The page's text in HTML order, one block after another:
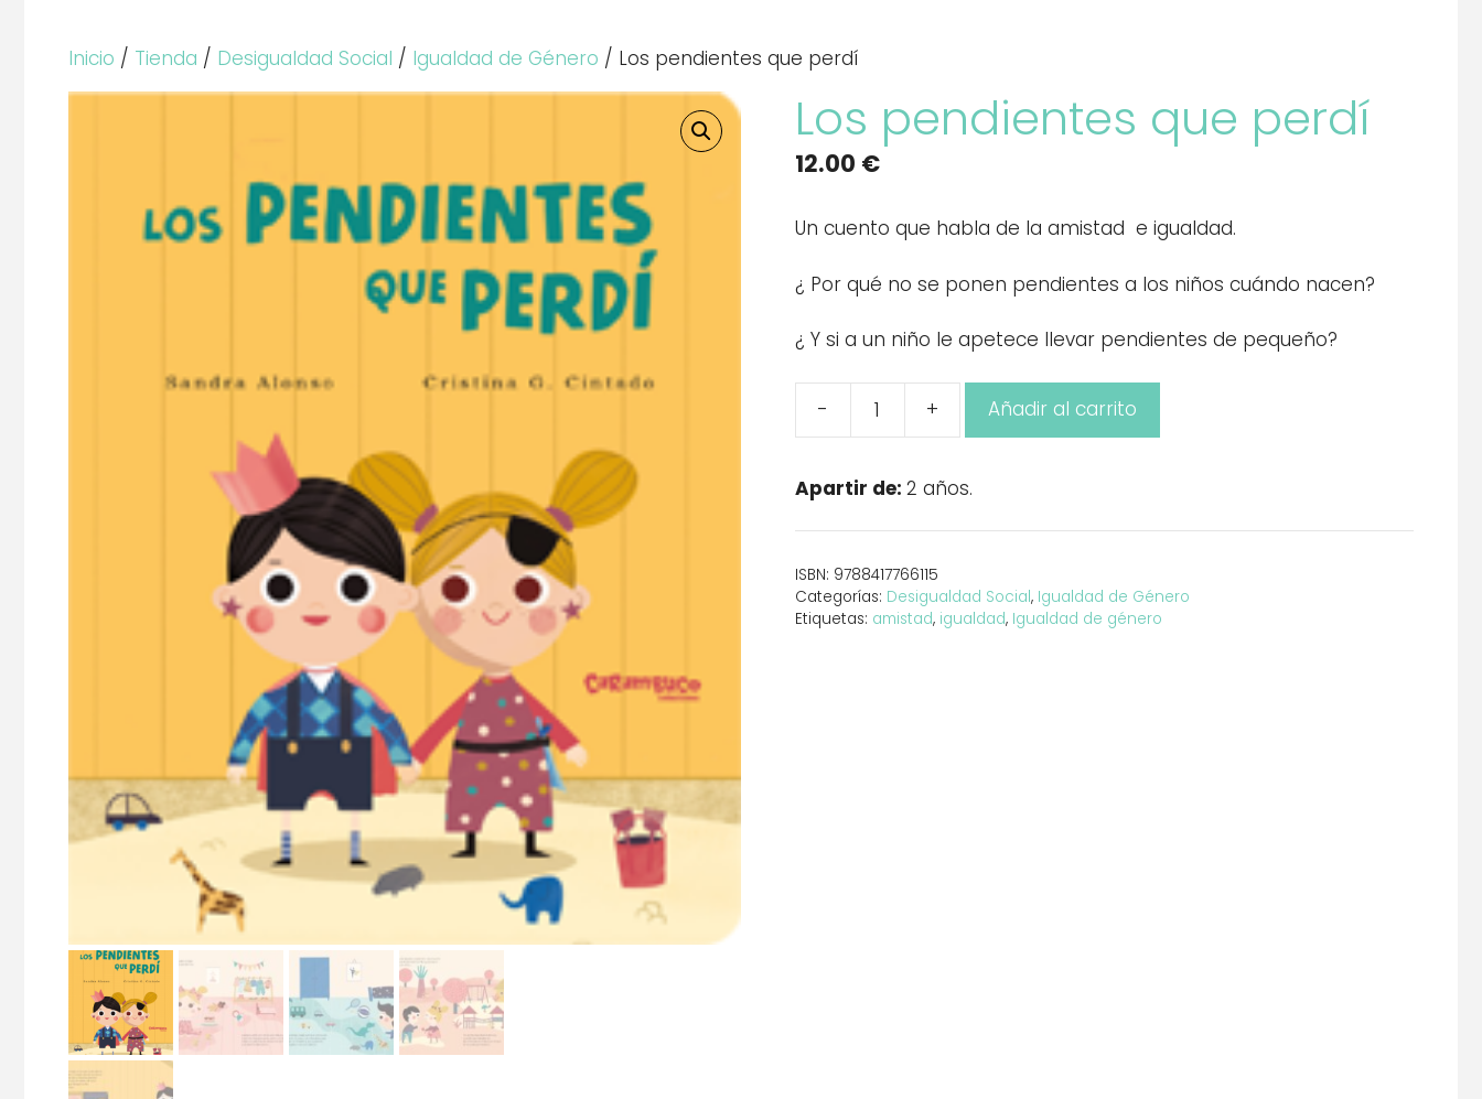
Inicio / Tienda / Desigualdad Social / Igualdad de Género / Los pendientes que perdí
Los pendientes que perdí
12.00 €
Un cuento que habla de la amistad e igualdad.
¿ Por qué no se ponen pendientes a los niños cuándo nacen?
¿ Y si a un niño le apetece llevar pendientes de pequeño?
-
que
perdí
cantidad
+ Añadir al carrito
Apartir de: 2 años.
ISBN: 9788417766115
Categorías: Desigualdad Social, Igualdad de Género
Etiquetas: amistad, igualdad, Igualdad de género